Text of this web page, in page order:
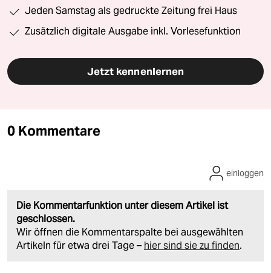
Jeden Samstag als gedruckte Zeitung frei Haus
Zusätzlich digitale Ausgabe inkl. Vorlesefunktion
Jetzt kennenlernen
0 Kommentare
Die Kommentarfunktion unter diesem Artikel ist
geschlossen.
Wir öffnen die Kommentarspalte bei ausgewählten
Artikeln für etwa drei Tage – hier sind sie zu finden.
einloggen